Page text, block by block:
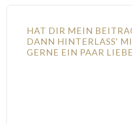
HAT DIR MEIN
DANN HINTERLASS'
GERNE EIN PAAR